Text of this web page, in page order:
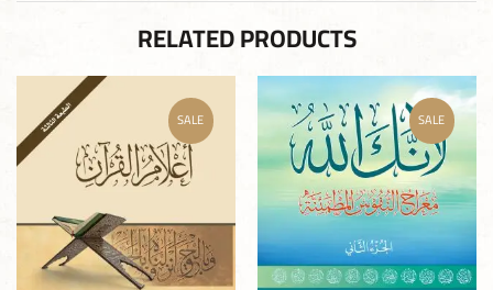
RELATED PRODUCTS
SALE
SALE